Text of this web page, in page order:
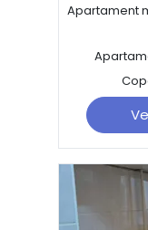
Apartament